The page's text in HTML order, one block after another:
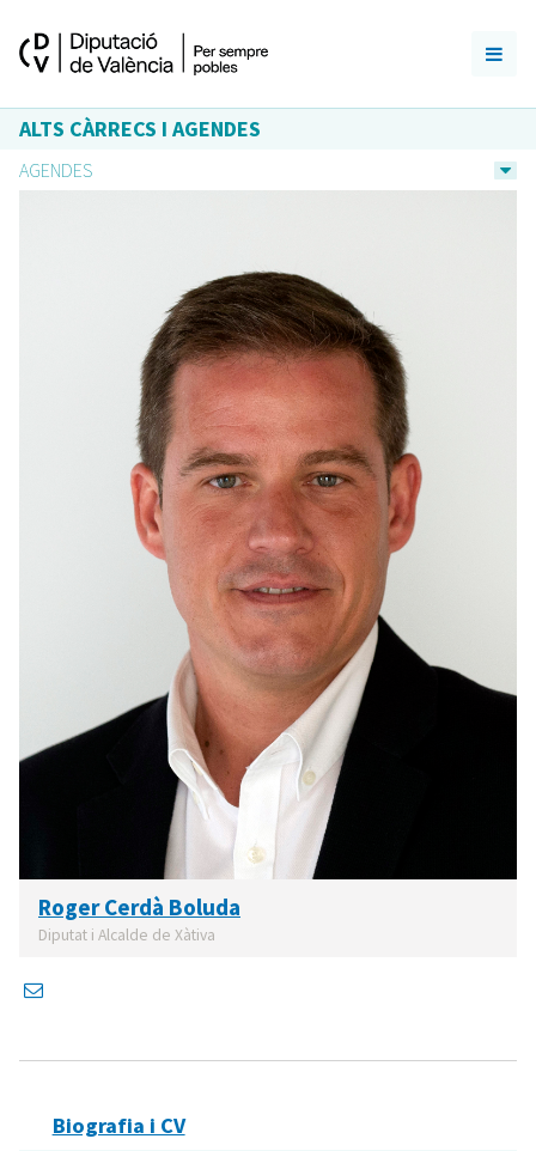
ALTS CÀRRECS I AGENDES
AGENDES
Roger Cerdà Boluda
Diputat i Alcalde de Xàtiva
Biografia i CV